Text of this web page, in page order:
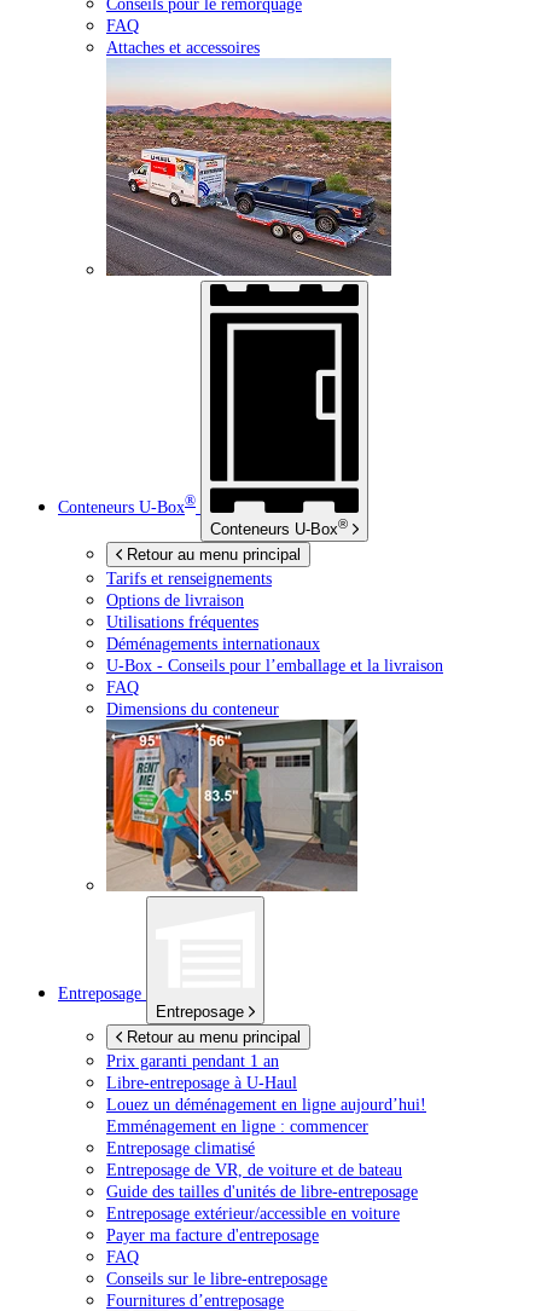
FAQ
Attaches et accessoires
Conteneurs U-Box®
Conteneurs U-Box®
Retour au menu principal
Tarifs et renseignements
Options de livraison
Utilisations fréquentes
Déménagements internationaux
U-Box - Conseils pour l’emballage et la livraison
FAQ
Dimensions du conteneur
Entreposage
Entreposage
Retour au menu principal
Prix garanti pendant 1 an
Libre-entreposage à U-Haul
Louez un déménagement en ligne aujourd’hui!
Emménagement en ligne : commencer
Entreposage climatisé
Entreposage de VR, de voiture et de bateau
Guide des tailles d'unités de libre-entreposage
Entreposage extérieur/accessible en voiture
Payer ma facture d'entreposage
FAQ
Conseils sur le libre-entreposage
Fournitures d’entreposage